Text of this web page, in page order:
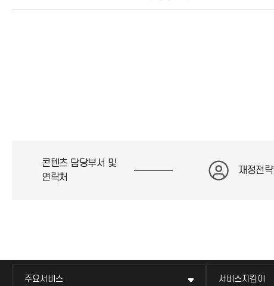
콘텐츠 담당부서 및
연락처
재정전
주요서비스 서비스지킴이